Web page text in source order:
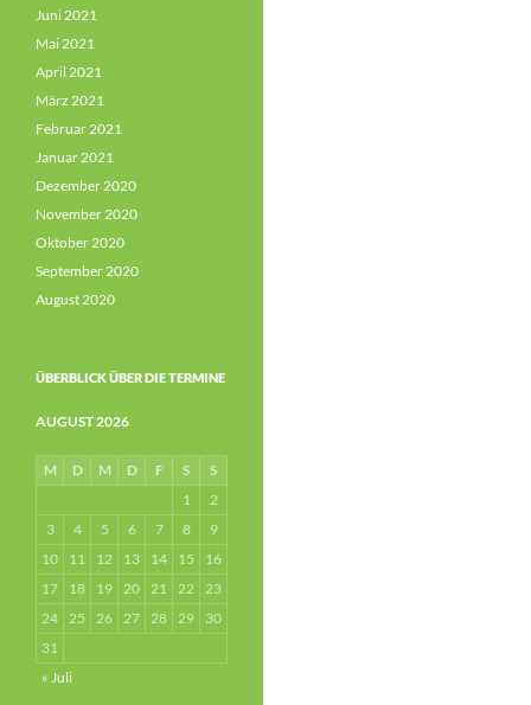
Juni 2021
Mai 2021
April 2021
März 2021
Februar 2021
Januar 2021
Dezember 2020
November 2020
Oktober 2020
September 2020
August 2020
ÜBERBLICK ÜBER DIE TERMINE
AUGUST 2026
M D M D F S
S
1
2
3
4 5 6 7 8
9
10
11 12 13 14 15
16
17
18 19 20 21 22 23
24 25 26 27 28 29
30
31
« Juli